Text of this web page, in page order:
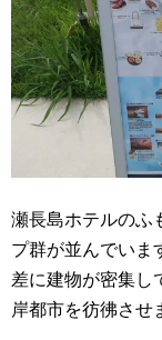
瀬長島ホテルのふ
プ群が並んでいま
差に建物が密集し
岸都市を彷彿させ